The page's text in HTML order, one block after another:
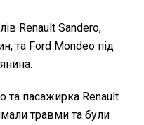
Renault Sandero,
та Ford Mondeo під
та пасажирка Renault
травми та були